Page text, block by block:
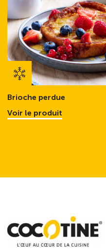
Brioche perdue
Voir le produit